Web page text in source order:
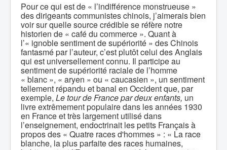
Pour ce qui est de « l’indifférence monstrueuse »
des dirigeants communistes chinois, j’aimerais bien
voir sur quelle source crédible se réfère notre
historien de « café du commerce ». Quant à
l’« ignoble sentiment de supériorité » des Chinois
fantasmé par l’auteur, c’est plutôt celui des Anglais
qui est universellement connu. Il participe au
sentiment de supériorité raciale de l’homme
« blanc », « aryen » ou « caucasien », un sentiment
tellement répandu et banal en Occident que, par
exemple, Le tour de France par deux enfants, un
livre extrêmement populaire dans les années 1930
en France et très largement utilisé dans
l’enseignement, endoctrinait les petits Français à
propos des « Quatre races d'hommes » : « La race
blanche, la plus parfaite des races humaines,